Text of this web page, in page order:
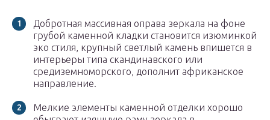
Добротная массивная оправа зеркала на фоне
грубой каменной кладки становится изюминкой
эко стиля, крупный светлый камень впишется в
интерьеры типа скандинавского или
средиземноморского, дополнит африканское
направление.
Мелкие элементы каменной отделки хорошо